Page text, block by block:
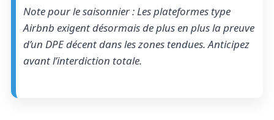
Note pour le saisonnier : Les plateformes type
Airbnb exigent désormais de plus en plus la preuve
d’un DPE décent dans les zones tendues. Anticipez
avant l’interdiction totale.